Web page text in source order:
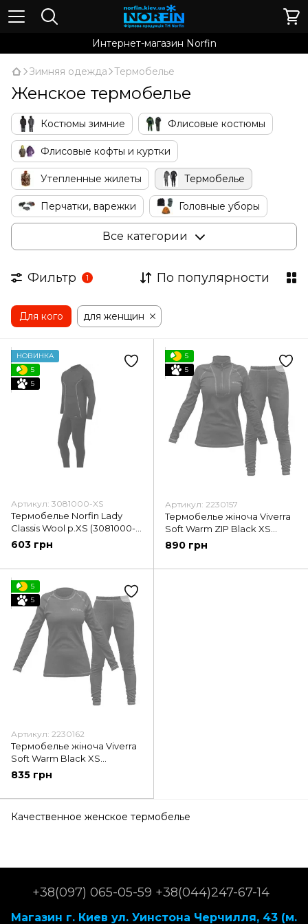
Интернет-магазин Norfin
Зимняя одежда Термобелье
Женское термобелье
Костюмы зимние Флисовые костюмы
Флисовые кофты и куртки
Утепленные жилеты Термобелье
Перчатки, варежки Головные уборы
Для женщин
Все категории
Фильтр 1 По популярности
Для кого для женщин
НОВИНКА
5
5
Артикул: 3081000-XS
Термобелье Norfin Lady
Classis Wool p.XS (3081000-
XS)
603 грн
5
5
Артикул: 2230157
Термобелье жіноча Viverra
Soft Warm ZIP Black XS
(РБ-2230157)
890 грн
5
5
Артикул: 2230162
Термобелье жіноча Viverra
Soft Warm Black XS
(РБ-2230162)
835 грн
Качественное женское термобелье
+38(097) 065-05-59 +38(044)247-67-14
Магазин г. Киев ул. Уинстона Черчилля, 43 (м.